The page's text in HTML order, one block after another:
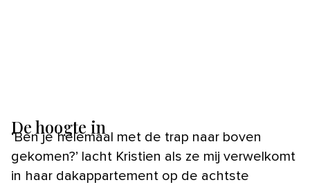
De hoogte in
‘Ben je helemaal met de trap naar boven
gekomen?’ lacht Kristien als ze mij verwelkomt
in haar dakappartement op de achtste